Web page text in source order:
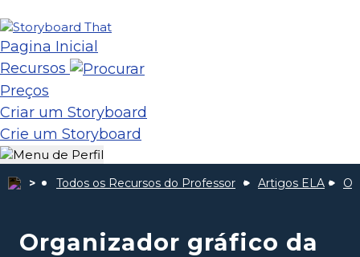
Pagina Inicial
Recursos
Preços
Criar um Storyboard
Crie um Storyboard
Todos os Recursos do Professor Artigos ELA O
Organizador gráfico da